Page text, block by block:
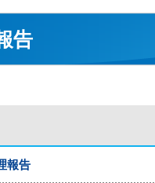
告
報告